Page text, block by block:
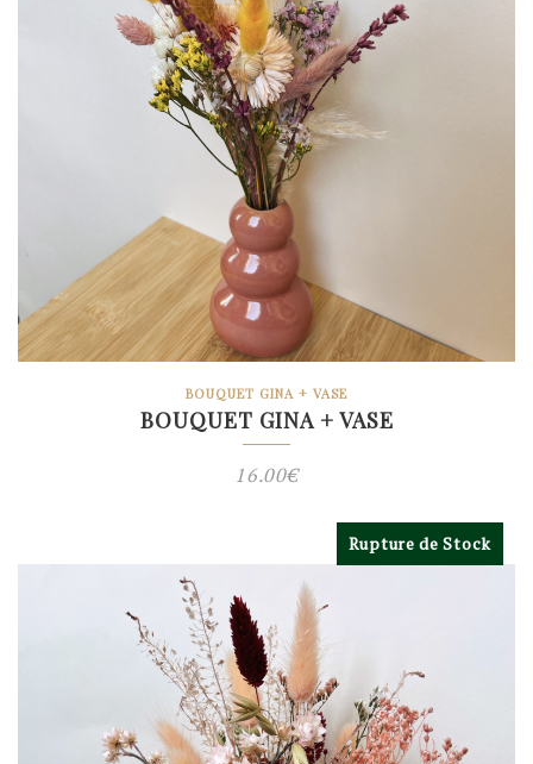
BOUQUET GINA + VASE
BOUQUET GINA + VASE
16.00€
Rupture de Stock